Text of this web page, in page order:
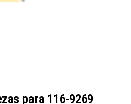
para 116-9269